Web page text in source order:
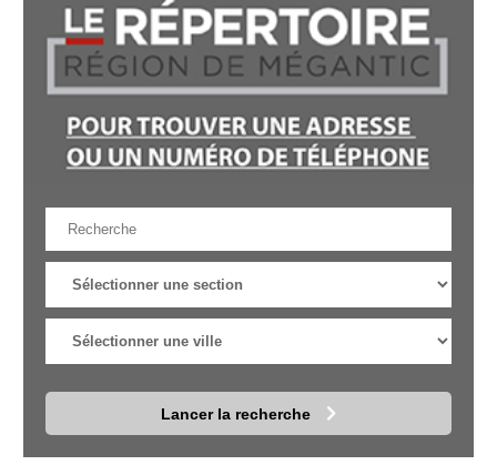
Lancer la recherche